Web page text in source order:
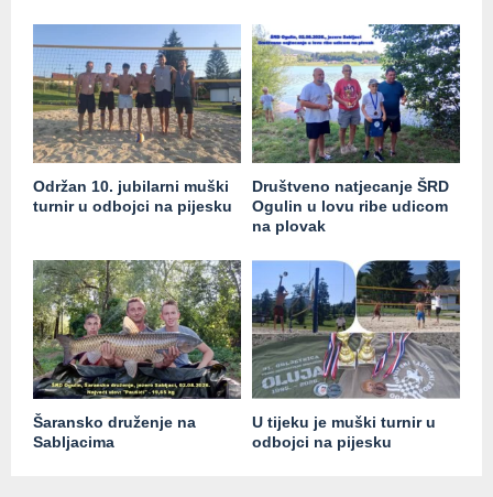
Održan 10. jubilarni muški
turnir u odbojci na pijesku
Društveno natjecanje ŠRD
Ogulin u lovu ribe udicom
na plovak
Šaransko druženje na
Sabljacima
U tijeku je muški turnir u
odbojci na pijesku